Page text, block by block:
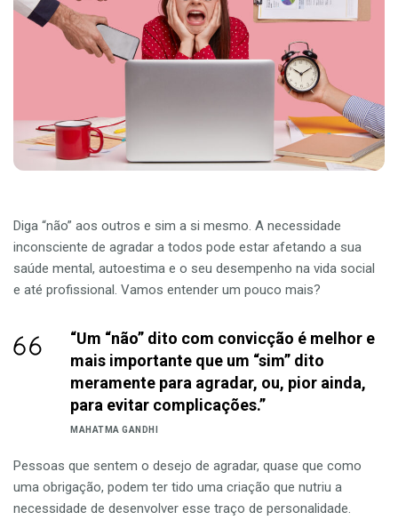
Diga “não” aos outros e sim a si mesmo. A necessidade
inconsciente de agradar a todos pode estar afetando a sua
saúde mental, autoestima e o seu desempenho na vida social
e até profissional. Vamos entender um pouco mais?
“Um “não” dito com convicção é melhor e
mais importante que um “sim” dito
meramente para agradar, ou, pior ainda,
para evitar complicações.”
MAHATMA GANDHI
Pessoas que sentem o desejo de agradar, quase que como
uma obrigação, podem ter tido uma criação que nutriu a
necessidade de desenvolver esse traço de personalidade.